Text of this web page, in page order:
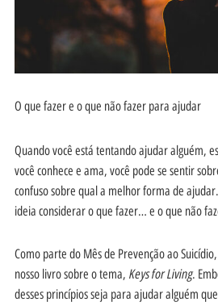
O que fazer e o que não fazer para ajudar
Quando você está tentando ajudar alguém,
você conhece e ama, você pode se sentir
confuso sobre qual a melhor forma de
ideia considerar o que fazer… e o que não
Como parte do Mês de Prevenção ao
nosso livro sobre o tema, Keys for Living.
desses princípios seja para ajudar alguém